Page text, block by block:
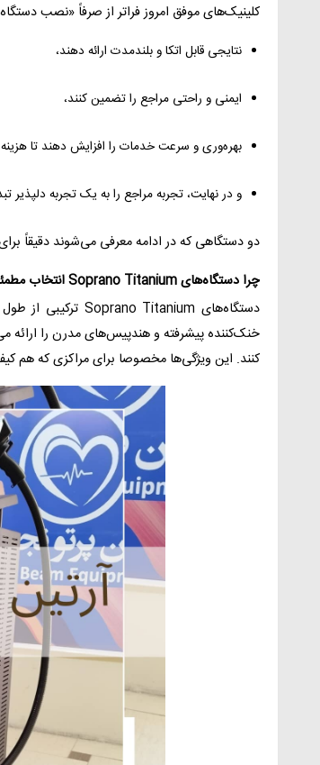
کلینیک‌های موفق امروز فراتر از صرفاً «نصب
نتایجی قابل اتکا و بلندمدت ارائه دهند،
ایمنی و راحتی مراجع را تضمین کنند،
بهره‌وری و سرعت خدمات را افزایش دهند تا
و در نهایت، تجربه مراجع را به یک تجربه دلپذیر
دو دستگاهی که در ادامه معرفی می‌شوند دقیقاً
چرا دستگاه‌های Soprano Titanium انتخاب مطمئن‌تری هستند؟
خنک‌کننده پیشرفته و هندپیس‌های مدرن را ارائه
کنند. این ویژگی‌ها مخصوصا برای مراکزی که هم